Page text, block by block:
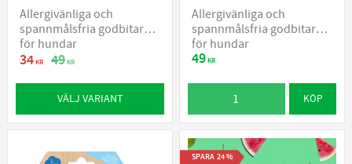
Allergivänliga och
spannmålsfria godbitar
för hundar
34KR 49KR
VÄLJ VARIANT
Allergivänliga och
spannmålsfria godbitar
för hundar
49KR
KÖP
SPARA 24%